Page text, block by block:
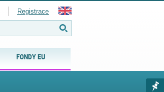
FONDY EU
Registrace